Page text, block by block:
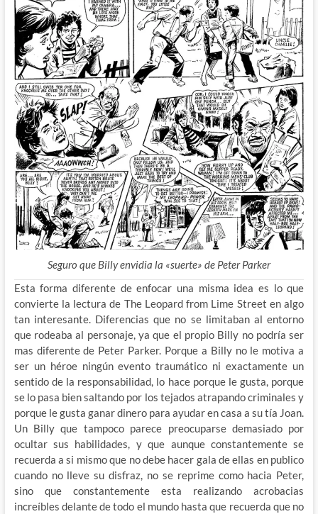
Seguro que Billy envidia la «suerte» de Peter Parker
Esta forma diferente de enfocar una misma idea es lo que
convierte la lectura de The Leopard from Lime Street en algo
tan interesante. Diferencias que no se limitaban al entorno
que rodeaba al personaje, ya que el propio Billy no podría ser
mas diferente de Peter Parker. Porque a Billy no le motiva a
ser un héroe ningún evento traumático ni exactamente un
sentido de la responsabilidad, lo hace porque le gusta, porque
se lo pasa bien saltando por los tejados atrapando criminales y
porque le gusta ganar dinero para ayudar en casa a su tía Joan.
Un Billy que tampoco parece preocuparse demasiado por
ocultar sus habilidades, y que aunque constantemente se
recuerda a si mismo que no debe hacer gala de ellas en publico
cuando no lleve su disfraz, no se reprime como hacia Peter,
sino que constantemente esta realizando acrobacias
increíbles delante de todo el mundo hasta que recuerda que no